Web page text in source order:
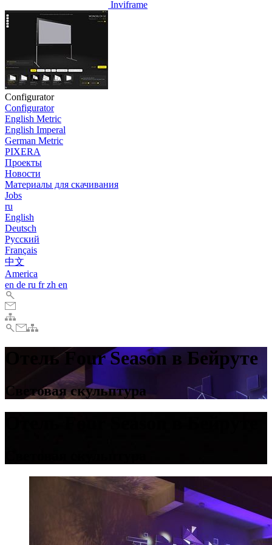
Inviframe
Configurator
Configurator
English Metric
English Imperal
German Metric
PIXERA
Проекты
Новости
Материалы для скачивания
Jobs
ru
English
Deutsch
Pусский
Français
中文
America
en de ru frzh en
Отель Four Season в Бейруте
Световая скульптура